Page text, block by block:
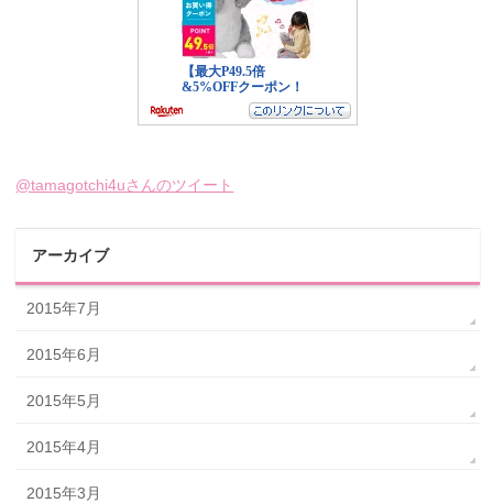
@tamagotchi4uさんのツイート
アーカイブ
2015年7月
2015年6月
2015年5月
2015年4月
2015年3月